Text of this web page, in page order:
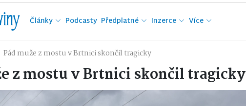
Články Podcasty Předplatné Inzerce Více
Pád muže z mostu v Brtnici skončil tragicky
z mostu v Brtnici skončil tragicky